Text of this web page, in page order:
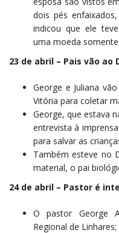
dois pés
indicou que ele
uma moeda
23 de abril – Pais vão ao
George e Juliana
Vitória para coletar
George, que estava
entrevista à
para salvar as
Também esteve no
material, o pai
24 de abril – Pastor é
O pastor George
Regional de Linhares;